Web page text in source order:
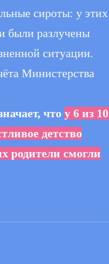
сироты: у этих
были разлучены
ситуации.
Министерства
что у 6 из 10
детство
родители смогли